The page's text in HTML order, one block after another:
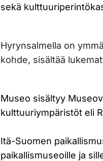
sekä
Hyrynsalmella on
kohde, sisältää
Museo sisältyy
kulttuuriympäristöt eli
Itä-Suomen
paikallismuseoille ja